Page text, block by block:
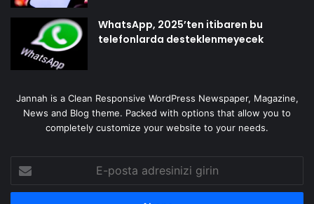
WhatsApp, 2025’ten itibaren bu
telefonlarda desteklenmeyecek
Jannah is a Clean Responsive WordPress Newspaper, Magazine,
News and Blog theme. Packed with options that allow you to
completely customize your website to your needs.
posta
adresinizi